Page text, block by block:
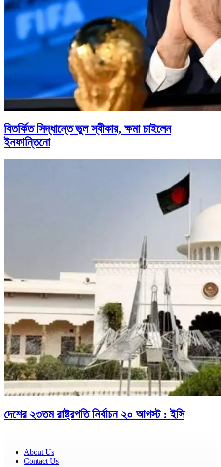
বিতর্কিত সিদ্ধান্তে ভুল স্বীকার, ক্ষমা চাইলেন
ইনফান্তিনো
দেশের ২৩তম রাষ্ট্রপতি নির্বাচন ২০ আগস্ট : ইসি
About Us
Contact Us